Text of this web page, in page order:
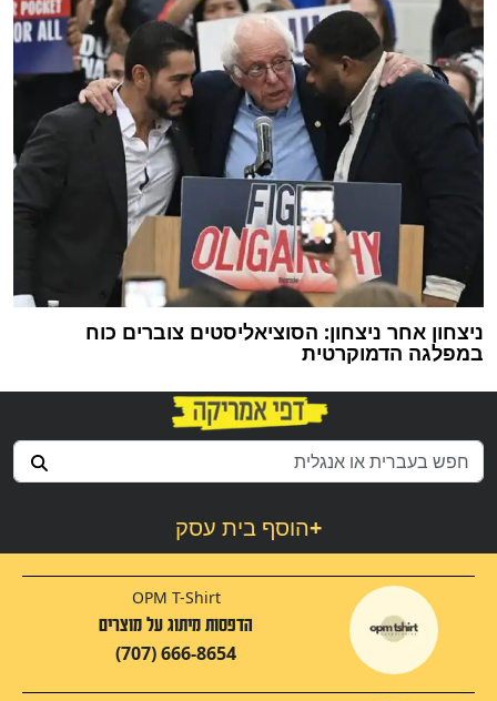
ניצחון אחר ניצחון: הסוציאליסטים צוברים כוח
במפלגה הדמוקרטית
הוסף בית עסק+
OPM T-Shirt
הדפסות מיתוג על מוצרים
(707) 666-8654